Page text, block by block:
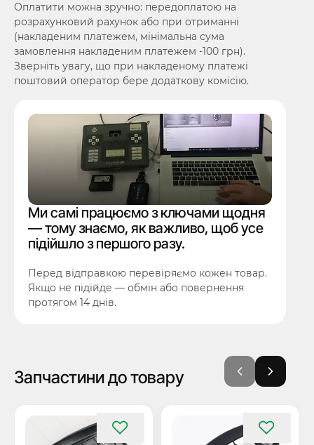
Оплатити можна зручно: передоплатою на
розрахунковий рахунок або при отриманні
(накладеним платежем, мінімальна сума
замовлення накладеним платежем -100 грн).
Зверніть увагу, що при накладеному платежі
поштовий оператор бере додаткову комісію.
Ми самі працюємо з ключами щодня
— тому знаємо, як важливо, щоб усе
підійшло з першого разу.
Перед відправкою перевіряємо кожен товар.
Якщо не підійде — обмін або повернення
протягом 14 днів.
Запчастини до товару